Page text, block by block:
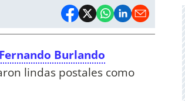
Fernando Burlando
lindas postales como